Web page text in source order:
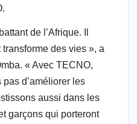
de l’Afrique. Il
des vies », a
« Avec TECNO,
d’améliorer les
aussi dans les
garçons qui porteront